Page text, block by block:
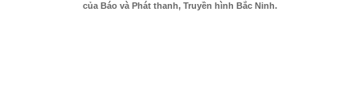
của Báo và Phát thanh, Truyền hình Bắc Ninh.